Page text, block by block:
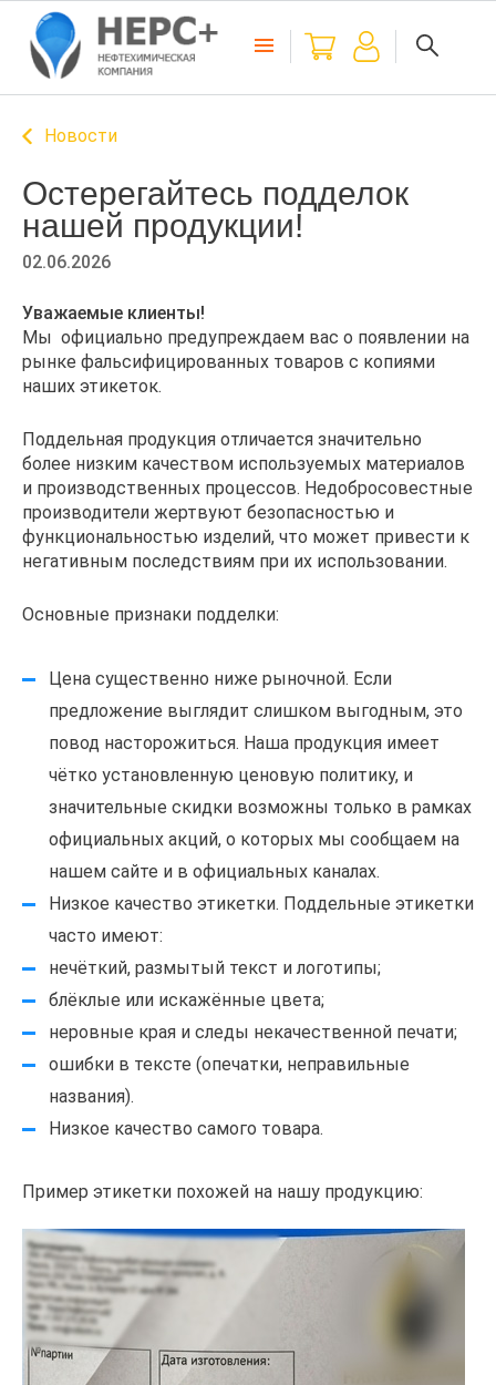
Новости
Остерегайтесь подделок
нашей продукции!
02.06.2026
Уважаемые клиенты!
Мы официально предупреждаем вас о появлении на
рынке фальсифицированных товаров с копиями
наших этикеток.
Поддельная продукция отличается значительно
более низким качеством используемых материалов
и производственных процессов. Недобросовестные
производители жертвуют безопасностью и
функциональностью изделий, что может привести к
негативным последствиям при их использовании.
Основные признаки подделки:
Цена существенно ниже рыночной. Если
предложение выглядит слишком выгодным, это
повод насторожиться. Наша продукция имеет
чётко установленную ценовую политику, и
значительные скидки возможны только в рамках
официальных акций, о которых мы сообщаем на
нашем сайте и в официальных каналах.
Низкое качество этикетки. Поддельные этикетки
часто имеют:
нечёткий, размытый текст и логотипы;
блёклые или искажённые цвета;
неровные края и следы некачественной печати;
ошибки в тексте (опечатки, неправильные
названия).
Низкое качество самого товара.
Пример этикетки похожей на нашу продукцию: